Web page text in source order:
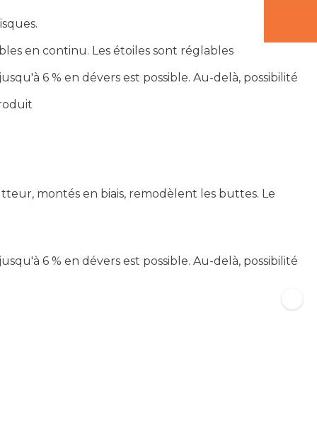
en continu. Les étoiles sont réglables
6 % en dévers est possible. Au-delà, possibilité
montés en biais, remodèlent les buttes. Le
6 % en dévers est possible. Au-delà, possibilité